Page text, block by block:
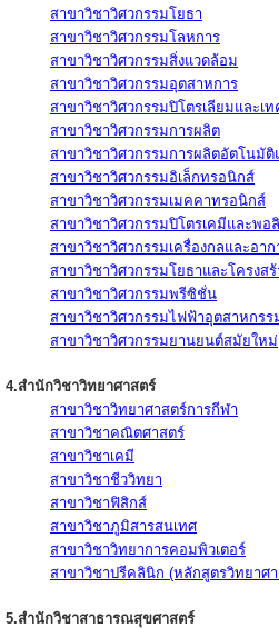
สาขาวิชาวิศวกรรมโยธา
สาขาวิชาวิศวกรรมโลหการ
สาขาวิชาวิศวกรรมสิ่งแวดล้อม
สาขาวิชาวิศวกรรมอุตสาหการ
สาขาวิชาวิศวกรรมปิโตรเลียมและเ
สาขาวิชาวิศวกรรมการผลิต
สาขาวิชาวิศวกรรมการผลิตอัตโนมั
สาขาวิชาวิศวกรรมอิเล็กทรอนิกส์
สาขาวิชาวิศวกรรมเมคคาทรอนิกส์
สาขาวิชาวิศวกรรมปิโตรเคมีและพอ
สาขาวิชาวิศวกรรมเครื่องกลและอา
สาขาวิชาวิศวกรรมโยธาและโครงส
สาขาวิชาวิศวกรรมพรีซิชั่น
สาขาวิชาวิศวกรรมไฟฟ้าอุตสาหกรร
สาขาวิชาวิศวกรรมยานยนต์สมัยใหม่
4.สำนักวิชาวิทยาศาสตร์
สาขาวิชาวิทยาศาสตร์การกีฬา
สาขาวิชาคณิตศาสตร์
สาขาวิชาเคมี
สาขาวิชาชีววิทยา
สาขาวิชาฟิสิกส์
สาขาวิชาภูมิสารสนเทศ
สาขาวิชาวิทยาการคอมพิวเตอร์
สาขาวิชาปรีคลินิก (หลักสูตรวิทยาศ
5.สำนักวิชาสาธารณสุขศาสตร์